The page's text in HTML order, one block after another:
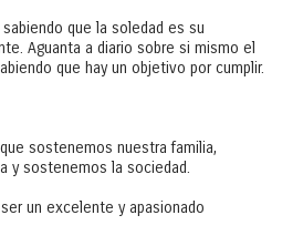
que la soledad es su
Aguanta a diario sobre si mismo el
que hay un objetivo por cumplir.
sostenemos nuestra familia,
y sostenemos la sociedad.
un excelente y apasionado